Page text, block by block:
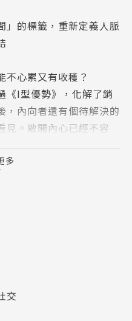
的標籤，重新定義人脈
心累又有收穫？
I型優勢》，化解了銷
，內向者還有個待解決的
見。敞開內心已經不容
實是你的專長！
向者天生具有社交優
備、更真誠，還專注於
各行業的實際案例，向
勢，人脈經營就能真正
多
交